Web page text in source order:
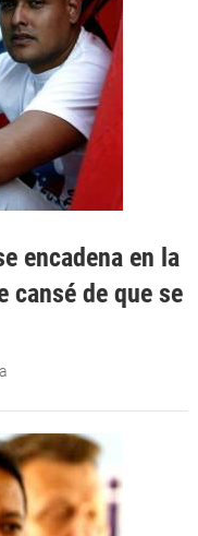
encadena en la
cansé de que se